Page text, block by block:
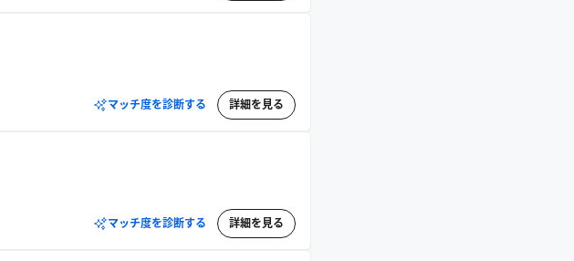
マッチ度を診断する 詳細を見る
マッチ度を診断する 詳細を見る